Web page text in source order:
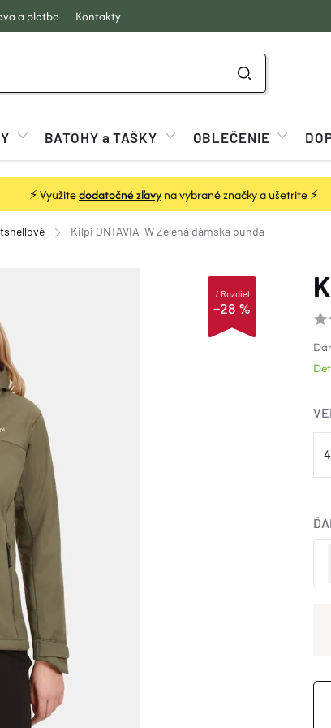
⚡ Využitedodatočné zľavyna vybrané značky a ušetrite ⚡
a platba Kontakty
BATOHY a TAŠKY OBLEČENIE
Kilpi ONTAVIA-W Zelená dámska bunda
–28 %
iRozdiel